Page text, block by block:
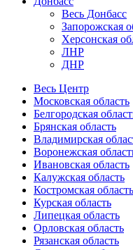
Весь Донбасс
Запорожская
Херсонская
ЛНР
ДНР
Весь Центр
Московская область
Белгородская
Брянская область
Владимирская
Воронежская
Ивановская область
Калужская область
Костромская область
Курская область
Липецкая область
Орловская область
Рязанская область